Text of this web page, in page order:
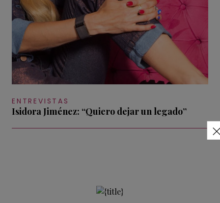
ENTREVISTAS
Isidora Jiménez: “Quiero dejar un legado”